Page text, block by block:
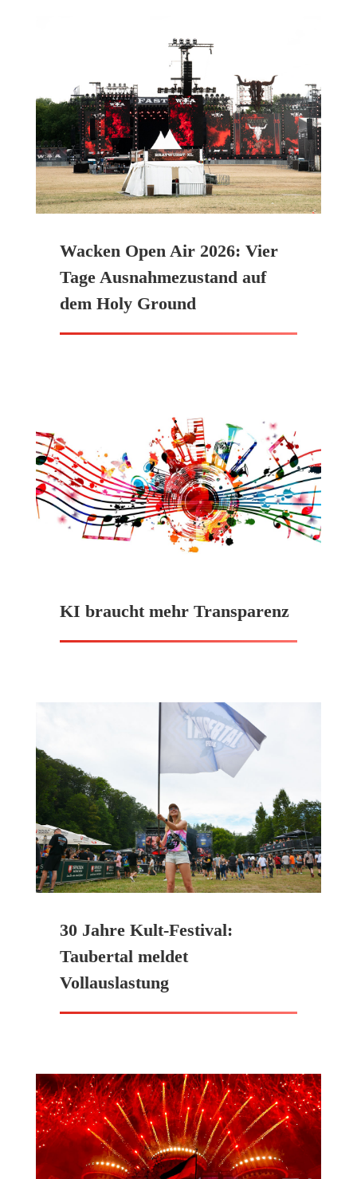
Wacken Open Air 2026: Vier
Tage Ausnahmezustand auf
dem Holy Ground
KI braucht mehr Transparenz
30 Jahre Kult-Festival:
Taubertal meldet
Vollauslastung